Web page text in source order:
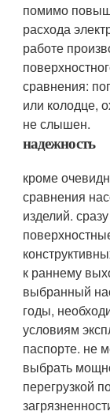
помимо
расхода
работе
сравнения:
или колодце,
не слышен.
надежность
кроме
сравнения
изделий.
к раннему
выбранный
годы,
условиям
паспорте. не
выбрать
перегрузкой